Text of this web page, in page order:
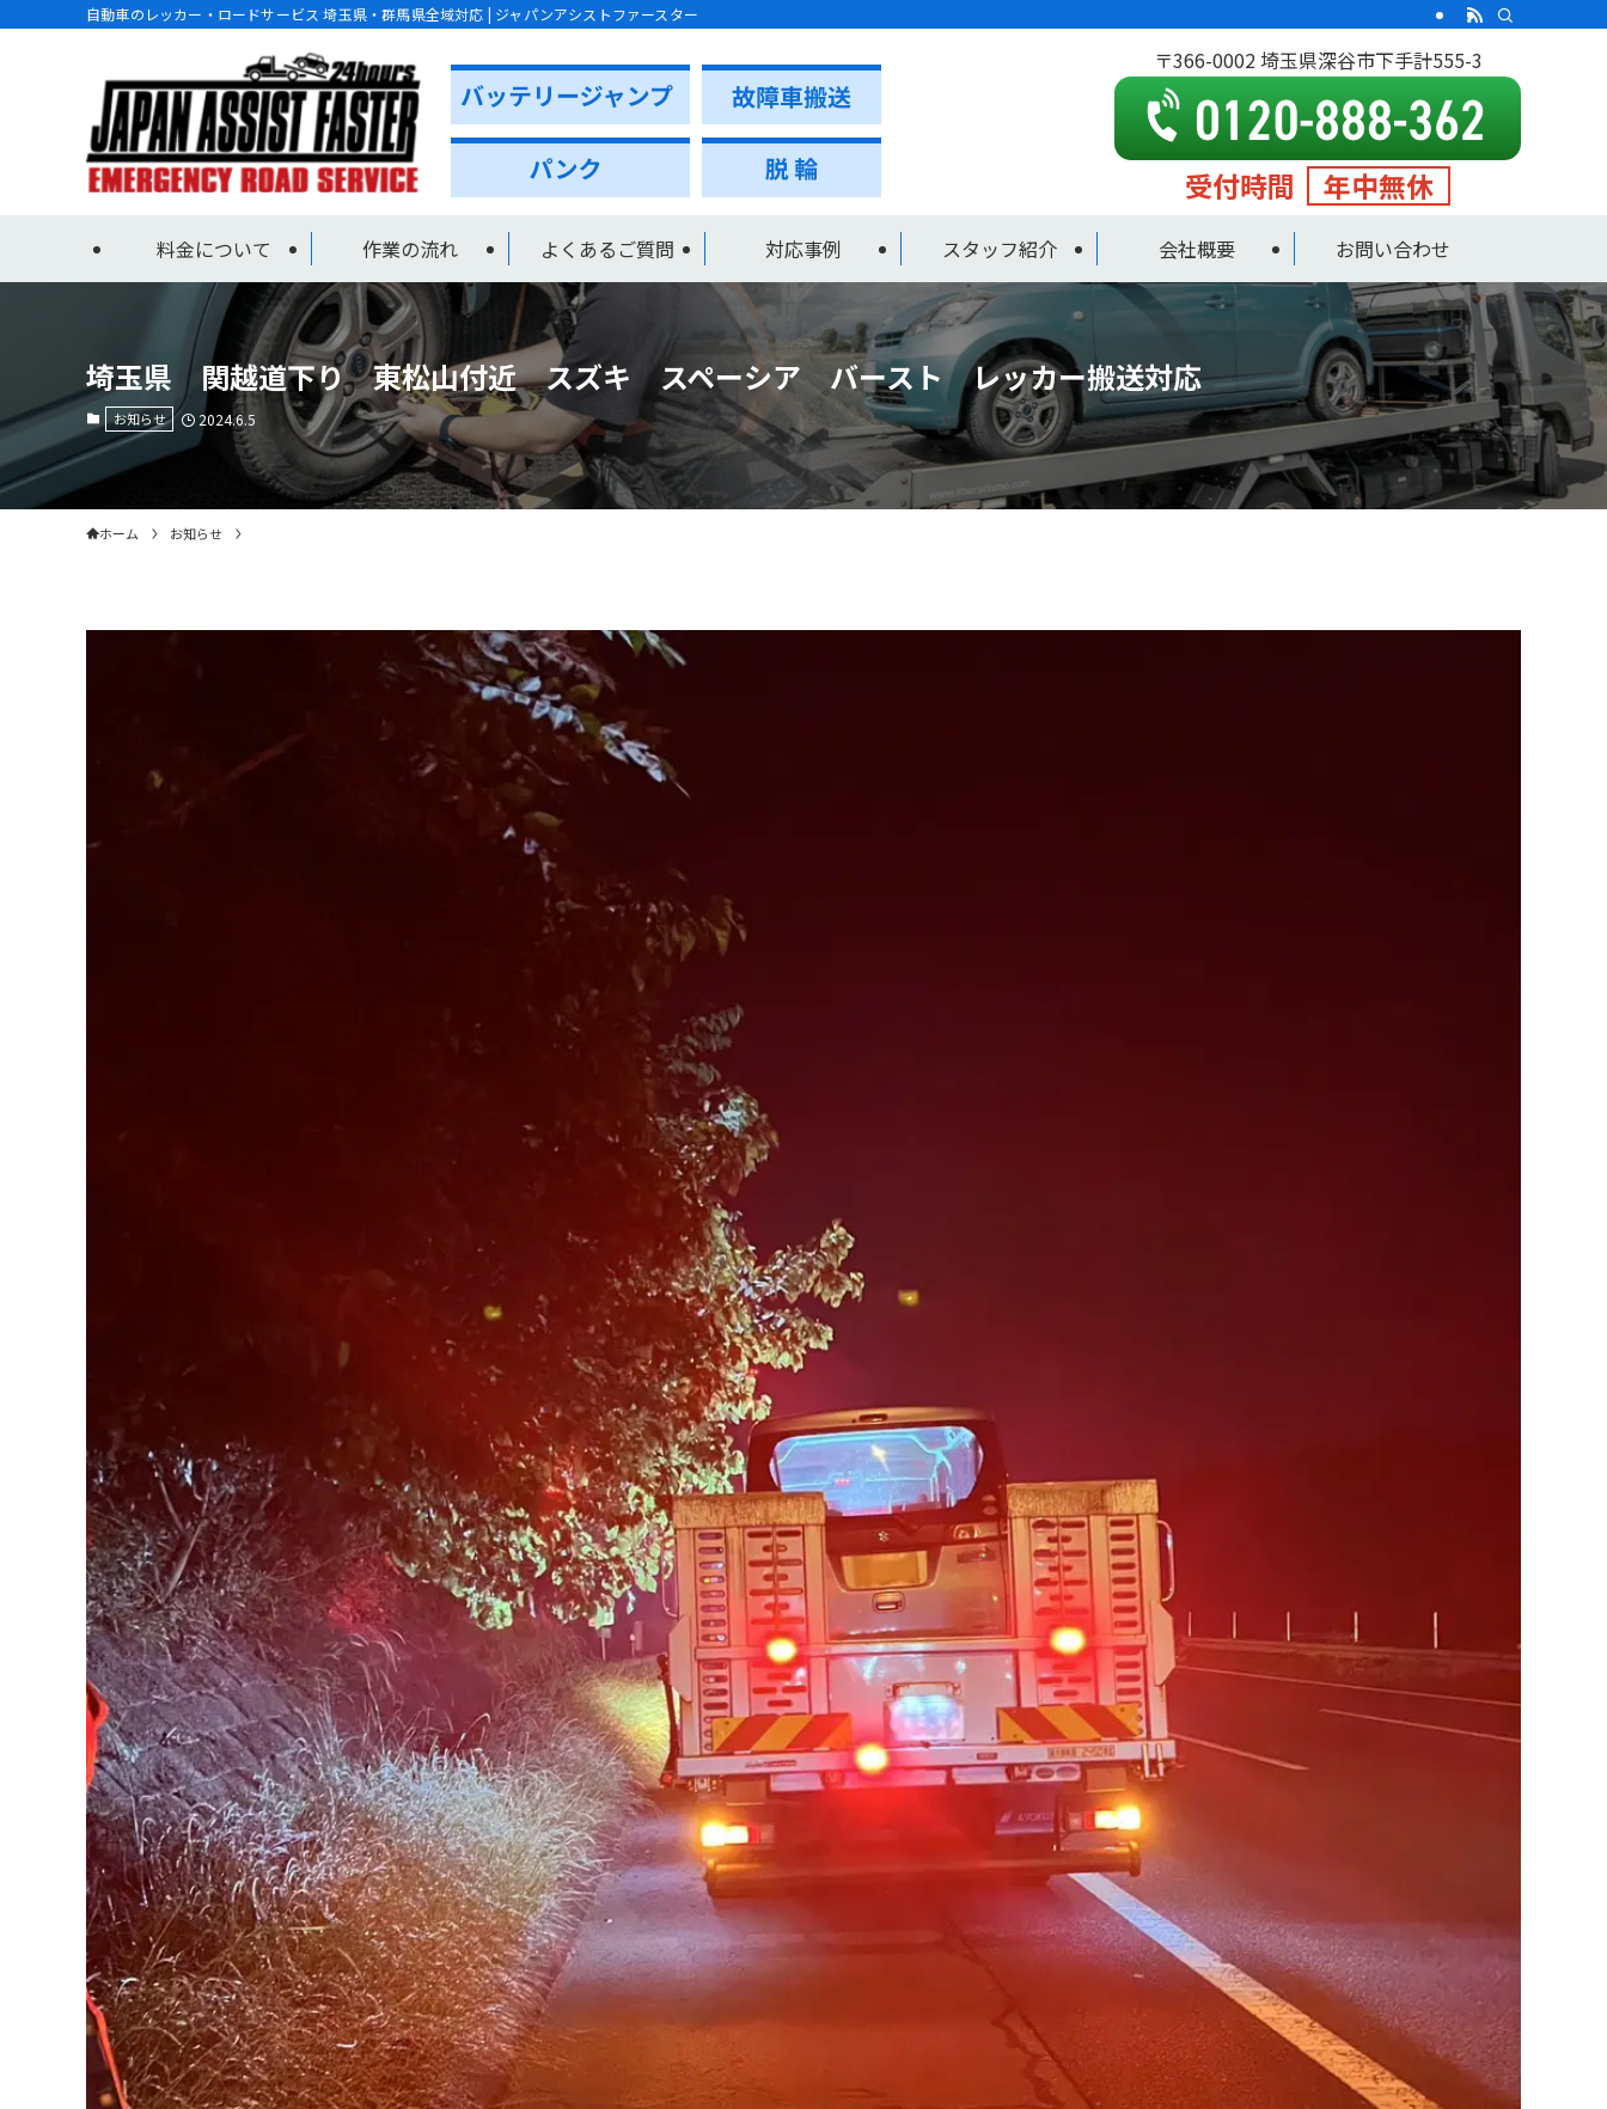
自動車のレッカー・ロードサービス 埼玉県・群馬県全域対応 | ジャパンアシストファースター
料金について 作業の流れ よくあるご質問 対応事例 スタッフ紹介 会社概要 お問い合わせ
〒366-0002 埼玉県深谷市下手計555-3
受付時間 年中無休
埼玉県 関越道下り 東松山付近 スズキ スペーシア バースト レッカー搬送対応
お知らせ 2024.6.5
ホーム お知らせ